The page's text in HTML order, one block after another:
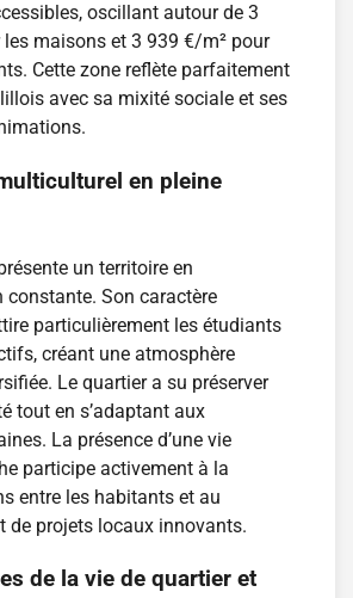
oscillant autour de 3
maisons et 3 939 €/m² pour
Cette zone reflète parfaitement
avec sa mixité sociale et ses
en pleine
un territoire en
Son caractère
particulièrement les étudiants
créant une atmosphère
Le quartier a su préserver
tout en s’adaptant aux
La présence d’une vie
participe activement à la
entre les habitants et au
de projets locaux innovants.
de la vie de quartier et